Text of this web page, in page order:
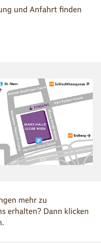
und Anfahrt finden
mehr zu
erhalten? Dann klicken